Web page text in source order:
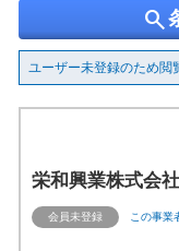
search
ユーザー未登録のため閲
栄和興業株式会社
会員未登録 この事業